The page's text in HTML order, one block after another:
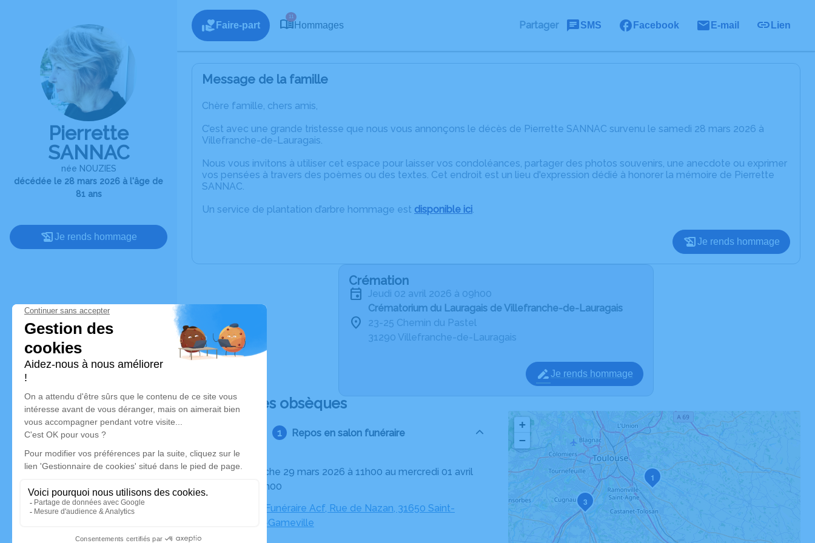
Pierrette
SANNAC
née NOUZIES
décédée le 28 mars 2026 à l'âge de
81 ans
Je rends hommage
Faire-part
11
Hommages Partager SMS Facebook E-mail Lien
Message de la famille
Chère famille, chers amis,
C’est avec une grande tristesse que nous vous annonçons le décès de Pierrette SANNAC survenu le samedi 28 mars 2026 à
Villefranche-de-Lauragais.
Nous vous invitons à utiliser cet espace pour laisser vos condoléances, partager des photos souvenirs, une anecdote ou exprimer
vos pensées à travers des poèmes ou des textes. Cet endroit est un lieu d'expression dédié à honorer la mémoire de Pierrette
SANNAC.
Un service de plantation d’arbre hommage est disponible ici.
Je rends hommage
Crémation
jeudi 02 avril 2026 à 09h00
Crématorium du Lauragais de Villefranche-de-Lauragais
23-25 Chemin du Pastel
31290 Villefranche-de-Lauragais
Je rends hommage
Déroulé des obsèques
Repos en salon funéraire
Du dimanche 29 mars 2026 à 11h00 au mercredi 01 avril
2026 à 15h00
Chambre Funéraire Acf, Rue de Nazan, 31650 Saint-
Orens-de-Gameville
1
3
+
−